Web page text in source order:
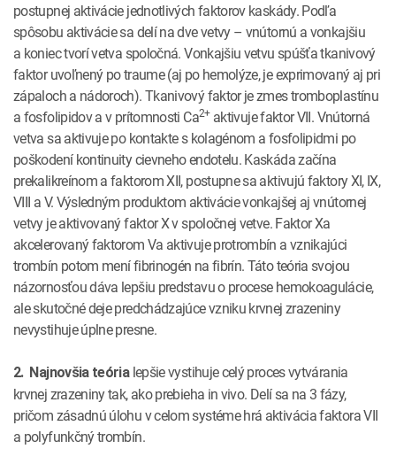
postupnej aktivácie jednotlivých faktorov kaskády. Podľa
spôsobu aktivácie sa delí na dve vetvy – vnútornú a vonkajšiu
a koniec tvorí vetva spoločná. Vonkajšiu vetvu spúšťa tkanivový
faktor uvoľnený po traume (aj po hemolýze, je exprimovaný aj pri
zápaloch a nádoroch). Tkanivový faktor je zmes tromboplastínu
a fosfolipidov a v prítomnosti Ca2+aktivuje faktor VII. Vnútorná
vetva sa aktivuje po kontakte s kolagénom a fosfolipidmi po
poškodení kontinuity cievneho endotelu. Kaskáda začína
prekalikreínom a faktorom XII, postupne sa aktivujú faktory XI, IX,
VIII a V. Výsledným produktom aktivácie vonkajšej aj vnútornej
vetvy je aktivovaný faktor X v spoločnej vetve. Faktor Xa
akcelerovaný faktorom Va aktivuje protrombín a vznikajúci
trombín potom mení fibrinogén na fibrín. Táto teória svojou
názornosťou dáva lepšiu predstavu o procese hemokoagulácie,
ale skutočné deje predchádzajúce vzniku krvnej zrazeniny
nevystihuje úplne presne.
2. Najnovšia teórialepšie vystihuje celý proces vytvárania
krvnej zrazeniny tak, ako prebieha in vivo. Delí sa na 3 fázy,
pričom zásadnú úlohu v celom systéme hrá aktivácia faktora VII
a polyfunkčný trombín.